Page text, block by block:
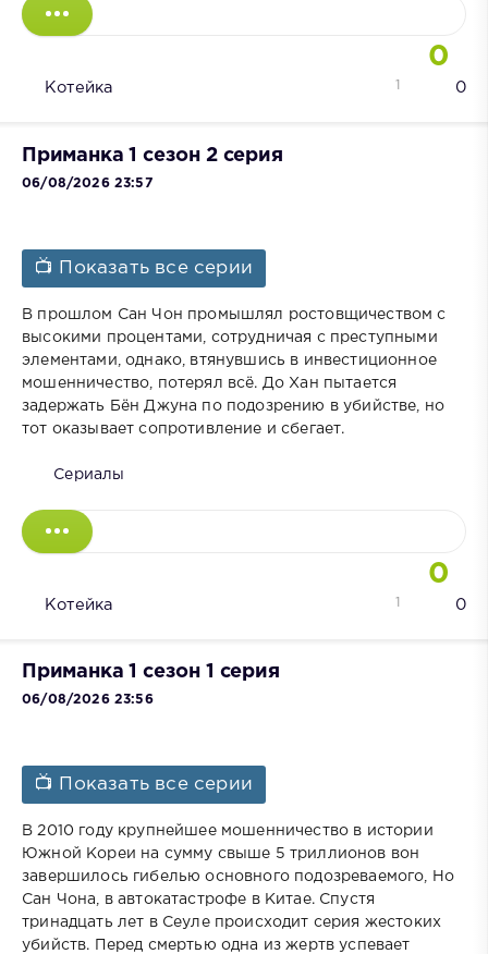
0
Котейка 0
1
Приманка 1 сезон 2 серия
06/08/2026 23:57
📺 Показать все серии
В прошлом Сан Чон промышлял ростовщичеством с
высокими процентами, сотрудничая с преступными
элементами, однако, втянувшись в инвестиционное
мошенничество, потерял всё. До Хан пытается
задержать Бён Джуна по подозрению в убийстве, но
тот оказывает сопротивление и сбегает.
Сериалы
0
Котейка 0
1
Приманка 1 сезон 1 серия
06/08/2026 23:56
📺 Показать все серии
В 2010 году крупнейшее мошенничество в истории
Южной Кореи на сумму свыше 5 триллионов вон
завершилось гибелью основного подозреваемого, Но
Сан Чона, в автокатастрофе в Китае. Спустя
тринадцать лет в Сеуле происходит серия жестоких
убийств. Перед смертью одна из жертв успевает